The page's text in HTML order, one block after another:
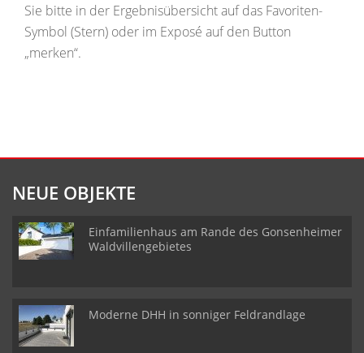
Sie bitte in der Ergebnisübersicht auf das Favoriten-
Symbol (Stern) oder im Exposé auf den Button
„merken“.
NEUE OBJEKTE
Einfamilienhaus am Rande des Gonsenheimer
Waldvillengebietes
Moderne DHH in sonniger Feldrandlage